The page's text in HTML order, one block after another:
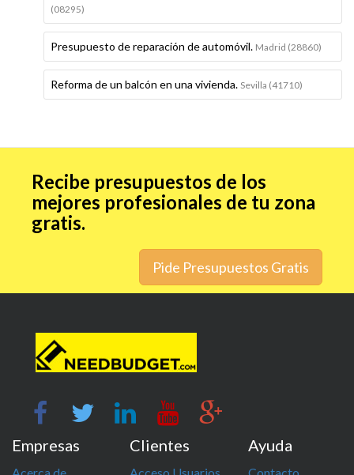
(08295)
Presupuesto de reparación de automóvil. Madrid (28860)
Reforma de un balcón en una vivienda. Sevilla (41710)
Recibe presupuestos de los
mejores profesionales de tu zona
gratis.
Pide Presupuestos Gratis
Empresas Clientes Ayuda